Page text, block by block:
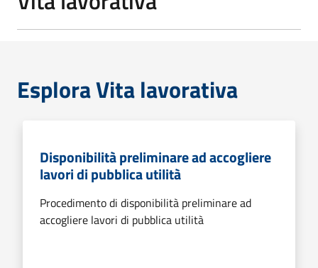
Esplora Vita lavorativa
Disponibilità preliminare ad accogliere
lavori di pubblica utilità
Procedimento di disponibilità preliminare ad
accogliere lavori di pubblica utilità